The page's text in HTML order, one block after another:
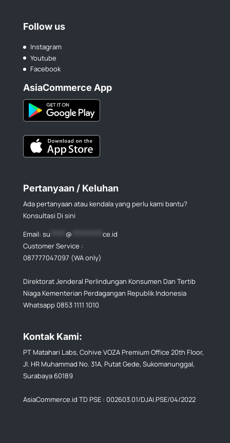
Follow us
Instagram
Youtube
Facebook
AsiaCommerce App
Pertanyaan / Keluhan
Ada pertanyaan atau kendala yang perlu kami bantu?
Konsultasi Di sini
Email: su @
ce.id
Customer Service :
087777047097 (WA only)
Direktorat Jenderal Perlindungan Konsumen Dan Tertib
Niaga Kementerian Perdagangan Republik Indonesia
Whatsapp 0853 1111 1010
Kontak Kami:
PT Matahari Labs, Cohive VOZA Premium Office 20th Floor,
Jl. HR Muhammad No. 31A, Putat Gede, Sukomanunggal,
Surabaya 60189
AsiaCommerce.id TD PSE : 002603.01/DJAI.PSE/04/2022